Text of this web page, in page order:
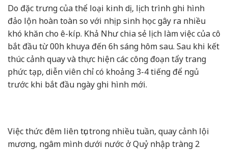
Do đặc trưng của thể loại kinh dị, lịch trình ghi hình
đảo lộn hoàn toàn so với nhịp sinh học gây ra nhiều
khó khăn cho ê-kíp. Khả Như chia sẻ lịch làm việc của cô
bắt đầu từ 00h khuya đến 6h sáng hôm sau. Sau khi kết
thúc cảnh quay và thực hiện các công đoạn tẩy trang
phức tạp, diễn viên chỉ có khoảng 3-4 tiếng để ngủ
trước khi bắt đầu ngày ghi hình mới.
Việc thức đêm liên tục trong nhiều tuần, quay cảnh lội
mương, ngâm mình dưới nước ở Quỷ nhập tràng 2